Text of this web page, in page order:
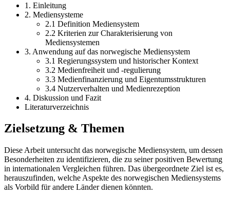
1. Einleitung
2. Mediensysteme
2.1 Definition Mediensystem
2.2 Kriterien zur Charakterisierung von
Mediensystemen
3. Anwendung auf das norwegische Mediensystem
3.1 Regierungssystem und historischer Kontext
3.2 Medienfreiheit und -regulierung
3.3 Medienfinanzierung und Eigentumsstrukturen
3.4 Nutzerverhalten und Medienrezeption
4. Diskussion und Fazit
Literaturverzeichnis
Zielsetzung & Themen
Diese Arbeit untersucht das norwegische Mediensystem, um dessen
Besonderheiten zu identifizieren, die zu seiner positiven Bewertung
in internationalen Vergleichen führen. Das übergeordnete Ziel ist es,
herauszufinden, welche Aspekte des norwegischen Mediensystems
als Vorbild für andere Länder dienen könnten.